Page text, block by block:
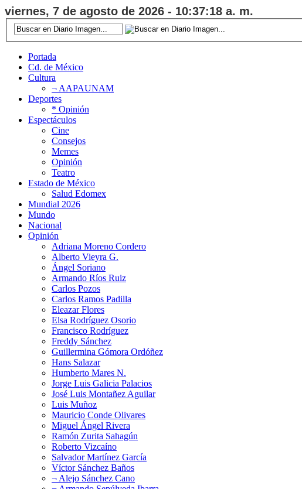
viernes, 7 de agosto de 2026 - 10:37:19 a. m.
Portada
Cd. de México
Cultura
¬ AAPAUNAM
Deportes
* Opinión
Espectáculos
Cine
Consejos
Memes
Opinión
Teatro
Estado de México
Salud Edomex
Mundial 2026
Mundo
Nacional
Opinión
Adriana Moreno Cordero
Alberto Vieyra G.
Ángel Soriano
Armando Ríos Ruiz
Carlos Pozos
Carlos Ramos Padilla
Eleazar Flores
Elsa Rodríguez Osorio
Francisco Rodríguez
Freddy Sánchez
Guillermina Gómora Ordóñez
Hans Salazar
Humberto Mares N.
Jorge Luis Galicia Palacios
José Luis Montañez Aguilar
Luis Muñoz
Mauricio Conde Olivares
Miguel Ángel Rivera
Ramón Zurita Sahagún
Roberto Vizcaíno
Salvador Martínez García
Víctor Sánchez Baños
¬ Alejo Sánchez Cano